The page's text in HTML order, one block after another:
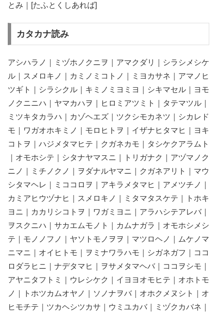
とみ｜[たふとくしあれば]
カタカナ読み
アシハラノ｜ミヅホノクニヲ｜アマクダリ｜シラシメシケ
ル｜スメロキノ｜カミノミコトノ｜ミヨカサネ｜アマノヒ
ツギト｜シラシクル｜キミノミヨミヨ｜シキマセル｜ヨモ
ノクニニハ｜ヤマカハヲ｜ヒロミアツミト｜タテマツル｜
ミツキタカラハ｜カゾヘエズ｜ツクシモカネツ｜シカレド
モ｜ワガオホキミノ｜モロヒトヲ｜イザナヒタマヒ｜ヨキ
コトヲ｜ハジメタマヒテ｜クガネカモ｜タシケクアラムト
｜オモホシテ｜シタナヤマスニ｜トリガナク｜アヅマノク
ニノ｜ミチノクノ｜ヲダナルヤマニ｜クガネアリト｜マウ
シタマヘレ｜ミココロヲ｜アキラメタマヒ｜アメツチノ｜
カミアヒウヅナヒ｜スメロキノ｜ミタマタスケテ｜トホキ
ヨニ｜カカリシコトヲ｜ワガミヨニ｜アラハシテアレバ｜
ヲスクニハ｜サカエムモノト｜カムナガラ｜オモホシメシ
テ｜モノノフノ｜ヤソトモノヲヲ｜マツロヘノ｜ムケノマ
ニマニ｜オイヒトモ｜ヲミナワラハモ｜シガネガフ｜ココ
ロダラヒニ｜ナデタマヒ｜ヲサメタマヘバ｜ココヲシモ｜
アヤニタフトミ｜ウレシケク｜イヨヨオモヒテ｜オホトモ
ノ｜トホツカムオヤノ｜ソノナヲバ｜オホクメヌシト｜オ
ヒモチテ｜ツカヘシツカサ｜ウミユカバ｜ミヅクカバネ｜